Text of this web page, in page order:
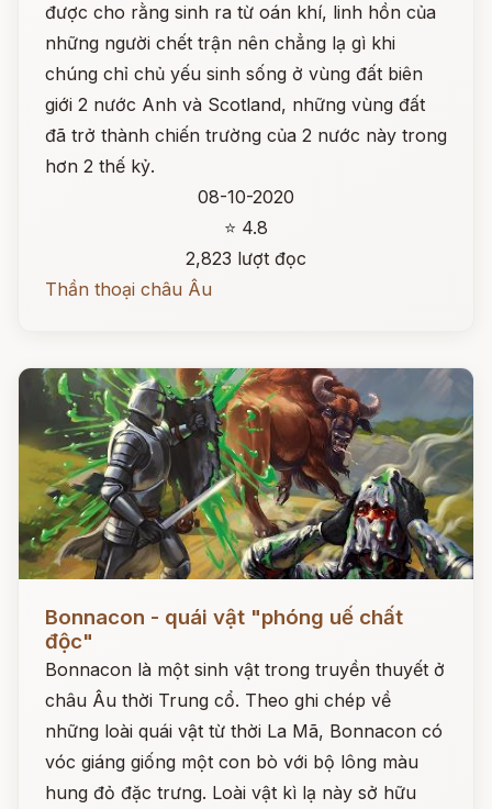
được cho rằng sinh ra từ oán khí, linh hồn của
những người chết trận nên chẳng lạ gì khi
chúng chỉ chủ yếu sinh sống ở vùng đất biên
giới 2 nước Anh và Scotland, những vùng đất
đã trở thành chiến trường của 2 nước này trong
hơn 2 thế kỷ.
08-10-2020
⭐ 4.8
2,823 lượt đọc
Thần thoại châu Âu
Bonnacon - quái vật "phóng uế chất
độc"
Bonnacon là một sinh vật trong truyền thuyết ở
châu Âu thời Trung cổ. Theo ghi chép về
những loài quái vật từ thời La Mã, Bonnacon có
vóc giáng giống một con bò với bộ lông màu
hung đỏ đặc trưng. Loài vật kì lạ này sở hữu